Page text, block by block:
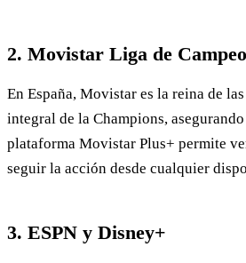
2. Movistar Liga de
En España, Movistar es la reina de
integral de la Champions,
plataforma Movistar Plus+ permite
seguir la acción desde cualquier
3. ESPN y Disney+